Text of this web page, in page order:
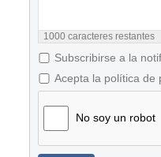
1000 caracteres restantes
Subscribirse a la
Acepta la política de
No soy un robot